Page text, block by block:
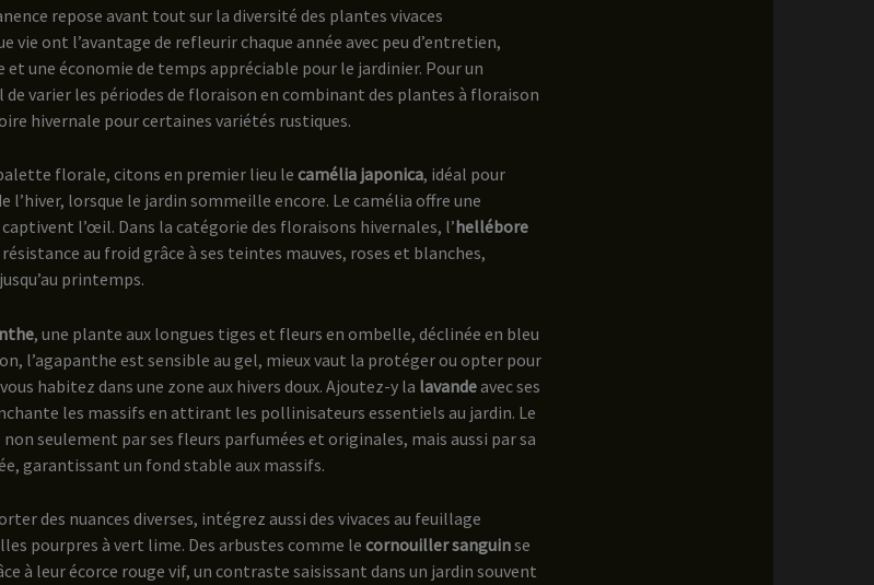
repose avant tout sur la diversité des plantes vivaces
vie ont l’avantage de refleurir chaque année avec peu d’entretien,
une économie de temps appréciable pour le jardinier. Pour un
varier les périodes de floraison en combinant des plantes à floraison
hivernale pour certaines variétés rustiques.
florale, citons en premier lieu le camélia japonica, idéal pour
l’hiver, lorsque le jardin sommeille encore. Le camélia offre une
l’œil. Dans la catégorie des floraisons hivernales, l’hellébore
au froid grâce à ses teintes mauves, roses et blanches,
printemps.
, une plante aux longues tiges et fleurs en ombelle, déclinée en bleu
l’agapanthe est sensible au gel, mieux vaut la protéger ou opter pour
habitez dans une zone aux hivers doux. Ajoutez-y la lavandeavec ses
les massifs en attirant les pollinisateurs essentiels au jardin. Le
seulement par ses fleurs parfumées et originales, mais aussi par sa
garantissant un fond stable aux massifs.
des nuances diverses, intégrez aussi des vivaces au feuillage
pourpres à vert lime. Des arbustes comme le cornouiller sanguinse
à leur écorce rouge vif, un contraste saisissant dans un jardin souvent